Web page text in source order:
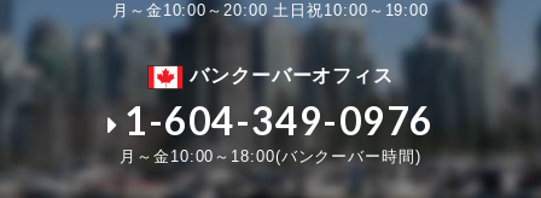
月～金10:00～20:00 土日祝10:00～19:00
バンクーバーオフィス
1-604-349-0976
月～金10:00～18:00(バンクーバー時間)